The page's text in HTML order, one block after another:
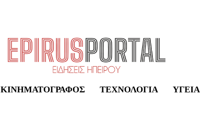
ΚΙΝΗΜΑΤΟΓΡΆΦΟΣ ΤΕΧΝΟΛΟΓΊΑ ΥΓΕΊΑ